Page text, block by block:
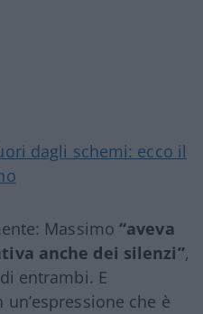
dagli schemi: ecco il
Massimo “aveva
anche dei silenzi”,
entrambi. E
che è